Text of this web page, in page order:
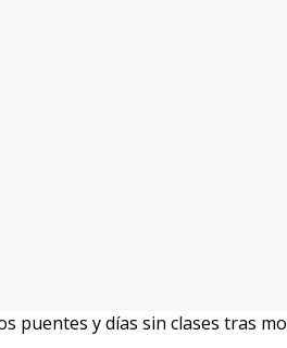
puentes y días sin clases tras